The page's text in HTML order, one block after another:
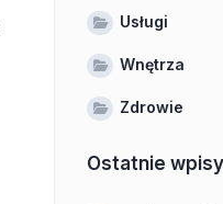
Usługi
Wnętrza
Zdrowie
Ostatnie wpisy